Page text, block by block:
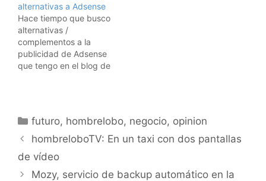
alternativas a Adsense
Hace tiempo que busco
alternativas /
complementos a la
publicidad de Adsense
que tengo en el blog de
Tradedoubler y mil otras
redes.Pero ayer me llevé
encontrar Adbrite. Tiene
muchas cosas…
Categorías
futuro, hombrelobo, negocio, opinion
hombreloboTV: En un taxi con dos pantallas
de vídeo
Mozy, servicio de backup automático en la